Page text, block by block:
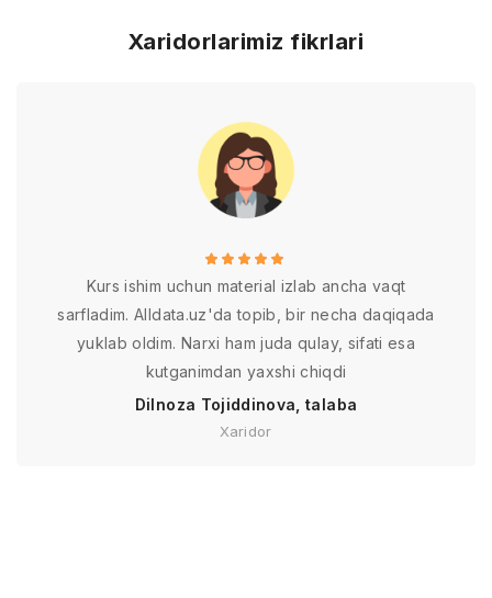
Xaridorlarimiz fikrlari
Kurs ishim uchun material izlab ancha vaqt
sarfladim. Alldata.uz'da topib, bir necha daqiqada
yuklab oldim. Narxi ham juda qulay, sifati esa
kutganimdan yaxshi chiqdi
Dilnoza Tojiddinova, talaba
Xaridor